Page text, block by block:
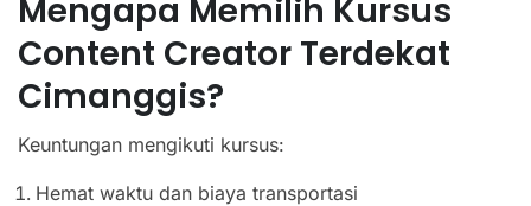
Mengapa Memilih Kursus
Content Creator Terdekat
Cimanggis?
Keuntungan mengikuti kursus:
Hemat waktu dan biaya transportasi